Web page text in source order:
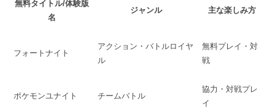
無料タイトル/体験版
名
ジャンル 主な楽しみ方
フォートナイト
アクション・バトルロイヤ
ル
無料プレイ・対
戦
ポケモンユナイト チームバトル
協力・対戦プレ
イ